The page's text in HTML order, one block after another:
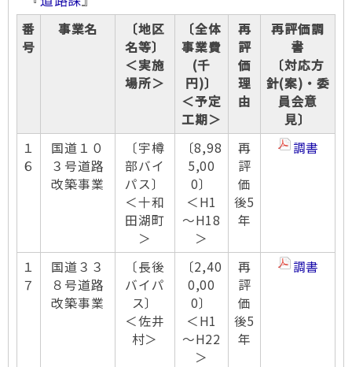
番
号
事業名
〔地区
名等〕
＜実施
場所＞
〔全体
事業費
(千
円)〕
＜予定
工期＞
再
評
価
理
由
再評価調
書
〔対応方
針(案)・委
員会意
見〕
１
６
国道１０
３号道路
改築事業
〔宇樽
部バイ
パス〕
＜十和
田湖町
＞
〔8,98
5,00
0〕
＜H1
～H18
＞
再
評
価
後5
年
調書
１
７
国道３３
８号道路
改築事業
〔長後
バイパ
ス〕
＜佐井
村＞
〔2,40
0,00
0〕
＜H1
～H22
＞
再
評
価
後5
年
調書